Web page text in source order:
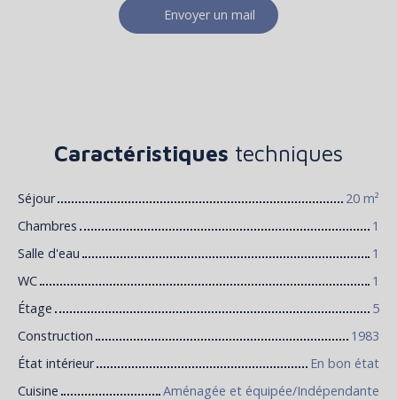
Envoyer un mail
Caractéristiques techniques
Séjour 20 m²
Chambres
1
Salle d'eau
1
WC
1
Étage
5
Construction
1983
État intérieur
En bon état
Cuisine
Aménagée et équipée/Indépendante